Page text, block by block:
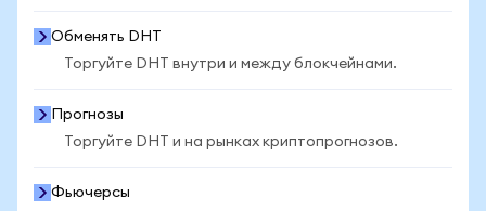
Обменять DHT
Торгуйте DHT внутри и между блокчейнами.
Прогнозы
Торгуйте DHT и на рынках криптопрогнозов.
Фьючерсы